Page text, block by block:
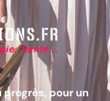
pour un